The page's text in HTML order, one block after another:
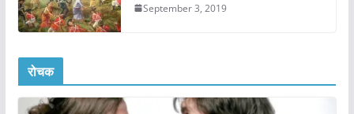
September 3, 2019
रोचक